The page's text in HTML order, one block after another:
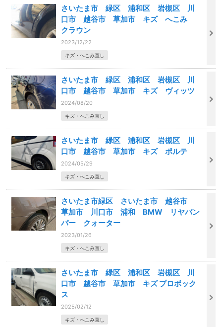
さいたま市 緑区 浦和区 岩槻区 川
口市 越谷市 草加市 キズ へこみ
クラウン
2023/12/22
キズ・へこみ直し
さいたま市 緑区 浦和区 岩槻区 川
口市 越谷市 草加市 キズ ヴィッツ
2024/08/20
キズ・へこみ直し
さいたま市 緑区 浦和区 岩槻区 川
口市 越谷市 草加市 キズ ポルテ
2024/05/29
キズ・へこみ直し
さいたま市緑区 さいたま市 越谷市
草加市 川口市 浦和 BMW リヤバン
パー クォーター
2023/01/26
キズ・へこみ直し
さいたま市 緑区 浦和区 岩槻区 川
口市 越谷市 草加市 キズ プロボック
ス
2025/02/12
キズ・へこみ直し